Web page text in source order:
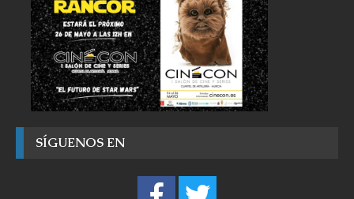
SÍGUENOS EN